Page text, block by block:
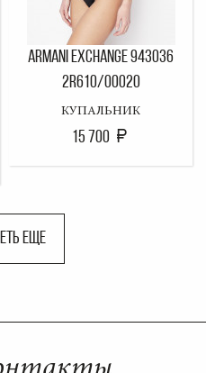
ARMANI EXCHANGE 943036
2R610/00020
КУПАЛЬНИК
15 700
ЕЩЕ